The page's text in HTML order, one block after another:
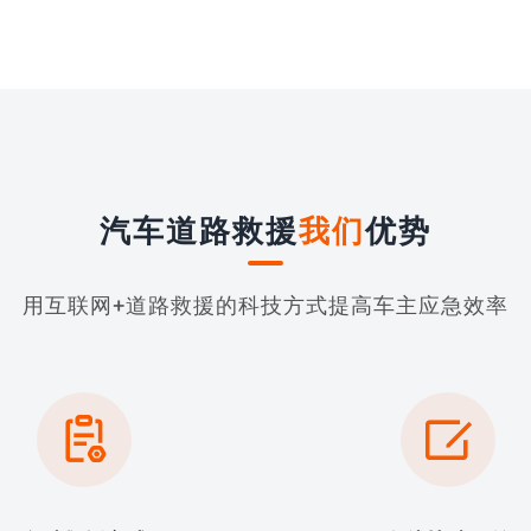
汽车道路救援我们优势
用互联网+道路救援的科技方式提高车主应急效率
 